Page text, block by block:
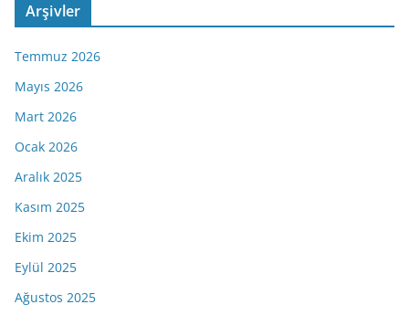
Arşivler
Temmuz 2026
Mayıs 2026
Mart 2026
Ocak 2026
Aralık 2025
Kasım 2025
Ekim 2025
Eylül 2025
Ağustos 2025